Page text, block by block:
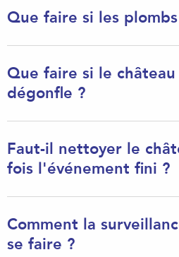
Que faire si les
Que faire si le château
dégonfle ?
Faut-il nettoyer le
fois l'événement fini ?
Comment la
se faire ?